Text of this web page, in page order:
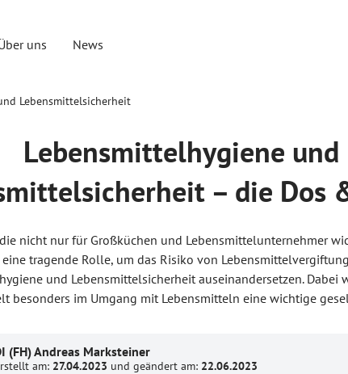
uns News
Lebensmittelsicherheit
Lebensmittelhygiene und
– die Dos
nicht nur für Großküchen und Lebensmittelunternehmer
tragende Rolle, um das Risiko von
und Lebensmittelsicherheit auseinandersetzen.
besonders im Umgang mit Lebensmitteln eine wichtige
(FH) Andreas Marksteiner
am: 27.04.2023 und geändert am: 22.06.2023